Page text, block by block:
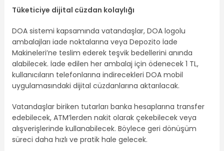
Tüketiciye dijital cüzdan kolaylığı
DOA sistemi kapsamında vatandaşlar, DOA logolu
ambalajları iade noktalarına veya Depozito İade
Makineleri’ne teslim ederek teşvik bedellerini anında
alabilecek. İade edilen her ambalaj için ödenecek 1 TL,
kullanıcıların telefonlarına indirecekleri DOA mobil
uygulamasındaki dijital cüzdanlarına aktarılacak.
Vatandaşlar biriken tutarları banka hesaplarına transfer
edebilecek, ATM’lerden nakit olarak çekebilecek veya
alışverişlerinde kullanabilecek. Böylece geri dönüşüm
süreci daha hızlı ve pratik hale gelecek.